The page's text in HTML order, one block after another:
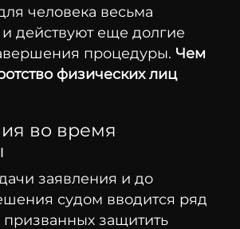
человека весьма
действуют еще долгие
процедуры. Чем
физических лиц
во время
заявления и до
судом вводится ряд
защитить